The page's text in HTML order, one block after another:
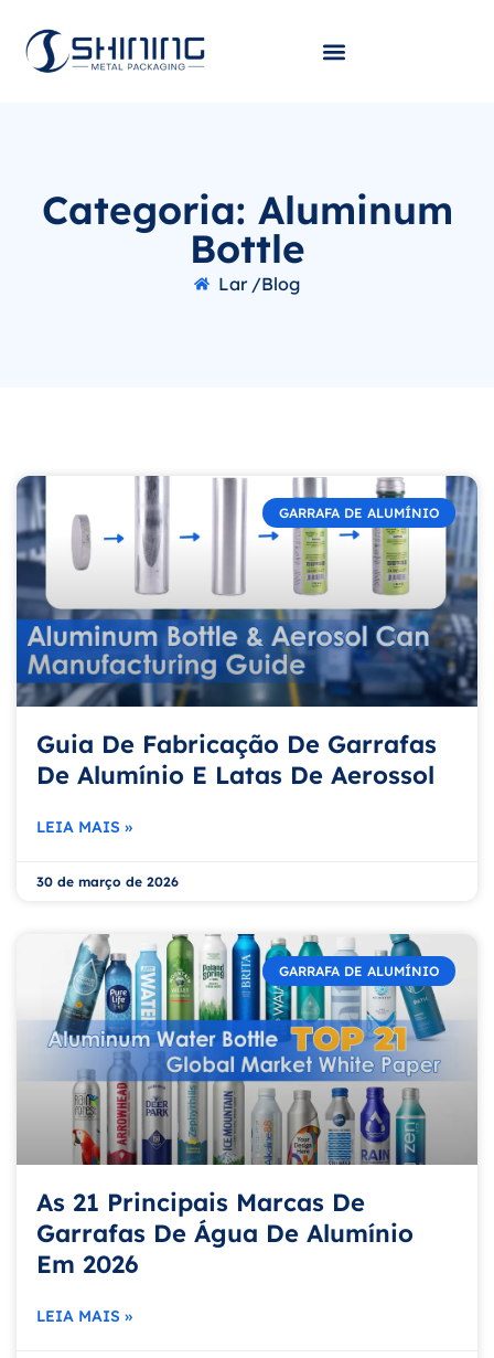
Categoria: Aluminum
Bottle
Lar /Blog
GARRAFA DE ALUMÍNIO
Guia De Fabricação De Garrafas
De Alumínio E Latas De Aerossol
LEIA MAIS »
30 de março de 2026
GARRAFA DE ALUMÍNIO
As 21 Principais Marcas De
Garrafas De Água De Alumínio
Em 2026
LEIA MAIS »